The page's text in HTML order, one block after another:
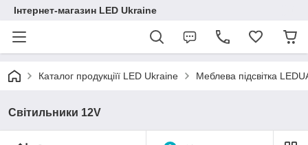
Інтернет-магазин LED Ukraine
Каталог продукціїї LED Ukraine Меблева підсвітка
Світильники 12V